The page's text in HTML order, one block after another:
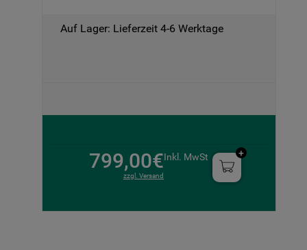
Auf Lager: Lieferzeit 4-6 Werktage
799,00€Inkl. MwSt
zzgl. Versand